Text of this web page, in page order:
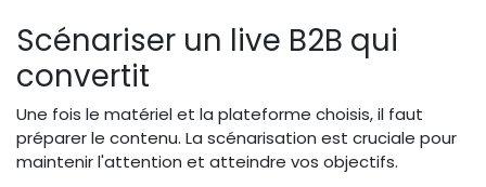
Scénariser un live B2B qui
convertit
Une fois le matériel et la plateforme choisis, il faut
préparer le contenu. La scénarisation est cruciale pour
maintenir l'attention et atteindre vos objectifs.